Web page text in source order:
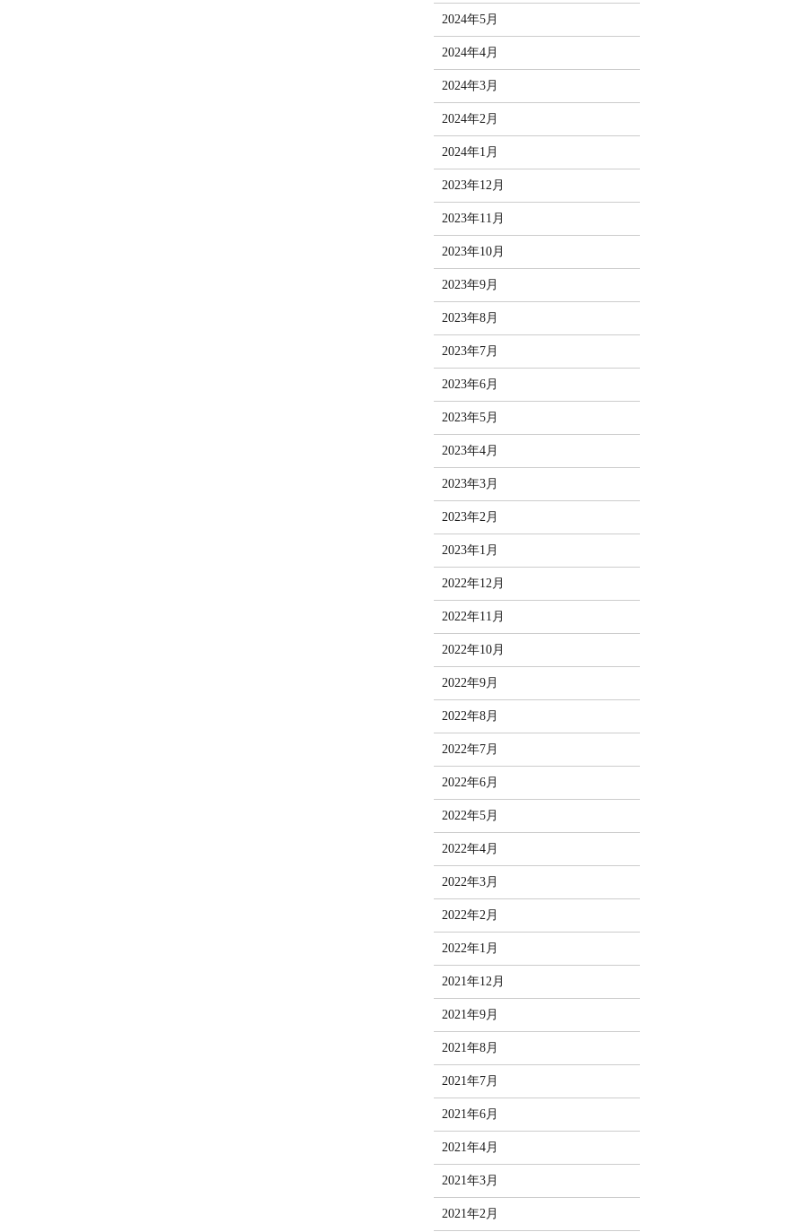
2024年5月
2024年4月
2024年3月
2024年2月
2024年1月
2023年12月
2023年11月
2023年10月
2023年9月
2023年8月
2023年7月
2023年6月
2023年5月
2023年4月
2023年3月
2023年2月
2023年1月
2022年12月
2022年11月
2022年10月
2022年9月
2022年8月
2022年7月
2022年6月
2022年5月
2022年4月
2022年3月
2022年2月
2022年1月
2021年12月
2021年9月
2021年8月
2021年7月
2021年6月
2021年4月
2021年3月
2021年2月